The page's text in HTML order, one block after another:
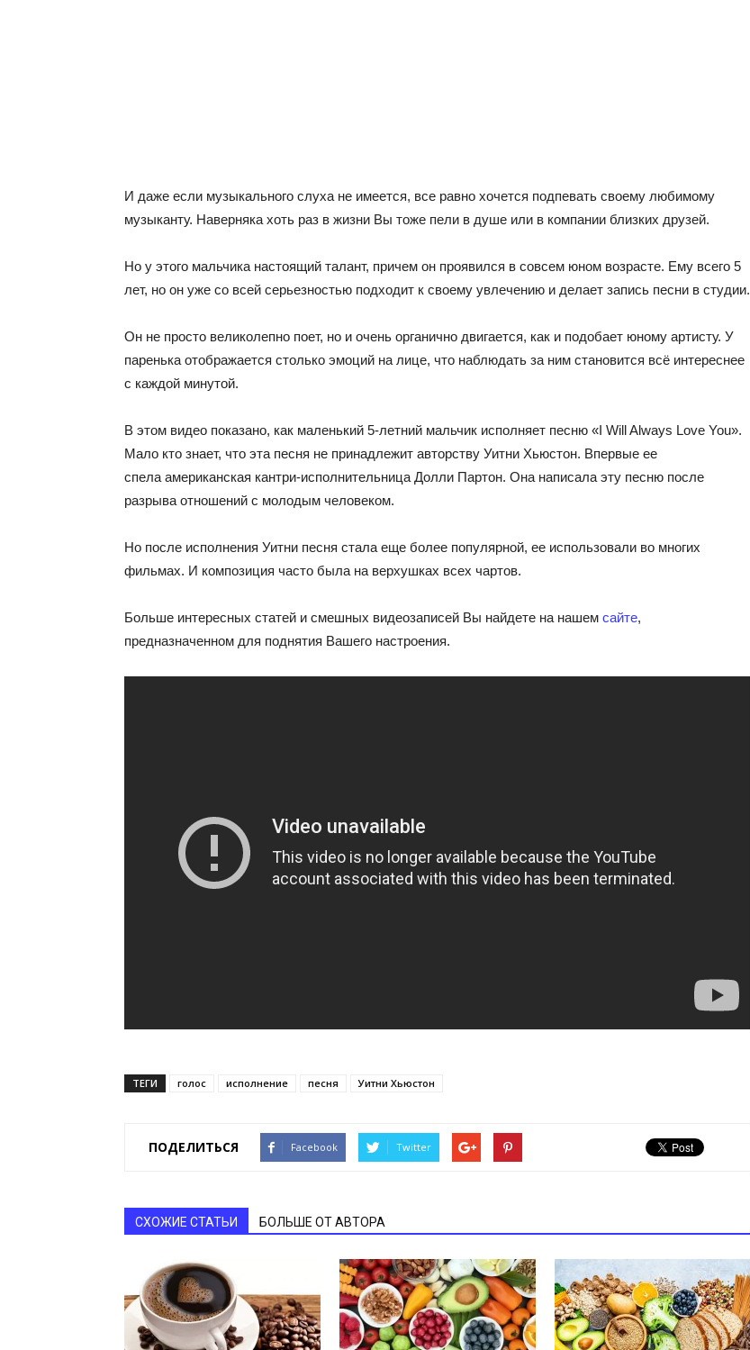
И даже если музыкального слуха не имеется, все равно хочется подпевать своему любимому
музыканту. Наверняка хоть раз в жизни Вы тоже пели в душе или в компании близких друзей.
Но у этого мальчика настоящий талант, причем он проявился в совсем юном возрасте. Ему всего 5
лет, но он уже со всей серьезностью подходит к своему увлечению и делает запись песни в студии.
Он не просто великолепно поет, но и очень органично двигается, как и подобает юному артисту. У
паренька отображается столько эмоций на лице, что наблюдать за ним становится всё интереснее
с каждой минутой.
В этом видео показано, как маленький 5-летний мальчик исполняет песню «I Will Always Love You».
Мало кто знает, что эта песня не принадлежит авторству Уитни Хьюстон. Впервые ее
спела американская кантри-исполнительница Долли Партон. Она написала эту песню после
разрыва отношений с молодым человеком.
Но после исполнения Уитни песня стала еще более популярной, ее использовали во многих
фильмах. И композиция часто была на верхушках всех чартов.
Больше интересных статей и смешных видеозаписей Вы найдете на нашем сайте,
предназначенном для поднятия Вашего настроения.
ТЕГИ голос исполнение песня Уитни Хьюстон
ПОДЕЛИТЬСЯ Facebook Twitter
СХОЖИЕ СТАТЬИ БОЛЬШЕ ОТ АВТОРА